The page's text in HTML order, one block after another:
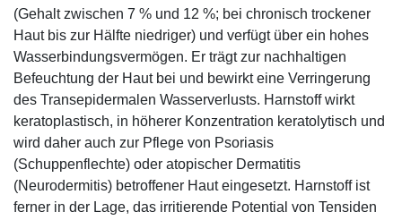
(Gehalt zwischen 7 % und 12 %; bei chronisch trockener
Haut bis zur Hälfte niedriger) und verfügt über ein hohes
Wasserbindungsvermögen. Er trägt zur nachhaltigen
Befeuchtung der Haut bei und bewirkt eine Verringerung
des Transepidermalen Wasserverlusts. Harnstoff wirkt
keratoplastisch, in höherer Konzentration keratolytisch und
wird daher auch zur Pflege von Psoriasis
(Schuppenflechte) oder atopischer Dermatitis
(Neurodermitis) betroffener Haut eingesetzt. Harnstoff ist
ferner in der Lage, das irritierende Potential von Tensiden